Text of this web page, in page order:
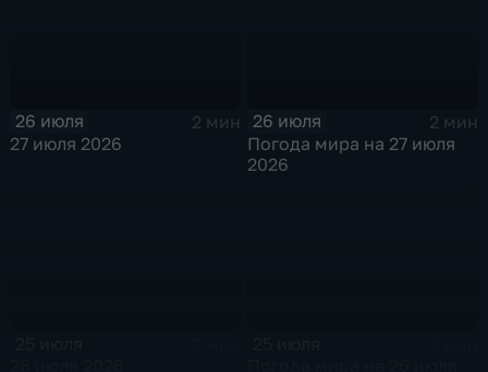
26 июля
2 мин
27 июля 2026
26 июля
2 мин
Погода мира на 27 июля
2026